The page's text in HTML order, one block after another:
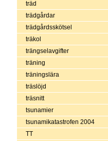
träd
trädgårdar
trädgårdsskötsel
träkol
trängselavgifter
träning
träningslära
träslöjd
träsnitt
tsunamier
tsunamikatastrofen 2004
TT